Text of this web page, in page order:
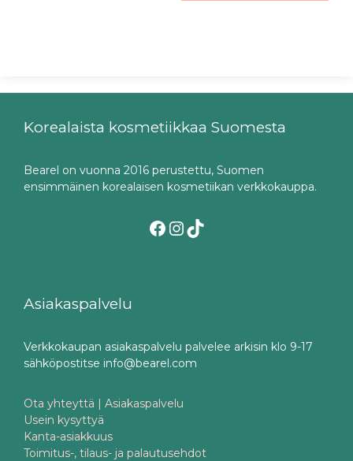
Korealaista kosmetiikkaa Suomesta
Bearel on vuonna 2016 perustettu, Suomen
ensimmäinen korealaisen kosmetiikan verkkokauppa.
Facebook
Instagram
TikTok
Asiakaspalvelu
Verkkokaupan asiakaspalvelu palvelee arkisin klo 9-17
sähköpostitse info@bearel.com
Ota yhteyttä | Asiakaspalvelu
Usein kysyttyä
Kanta-asiakkuus
Toimitus-, tilaus- ja palautusehdot